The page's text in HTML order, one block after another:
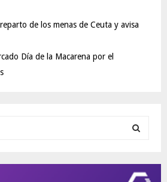
de los menas de Ceuta y avisa
Día de la Macarena por el
E